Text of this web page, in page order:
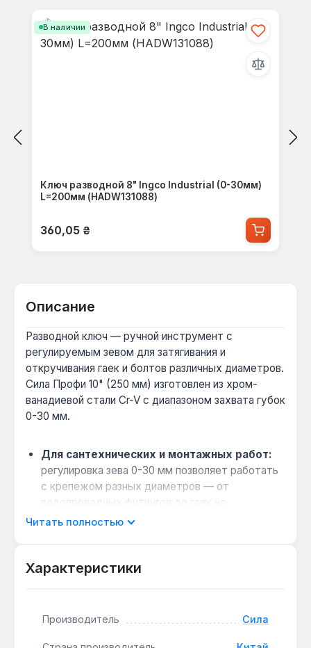
В наличии
Ключ разводной 8" Ingco Industrial (0-30мм)
L=200мм (HADW131088)
Обычная цена:
360,05 ₴
Описание
Разводной ключ — ручной инструмент с
регулируемым зевом для затягивания и
откручивания гаек и болтов различных диаметров.
Сила Профи 10" (250 мм) изготовлен из хром-
ванадиевой стали Cr-V с диапазоном захвата губок
0-30 мм.
Для сантехнических и монтажных работ:
регулировка зева 0-30 мм позволяет работать
с крепежом разных диаметров — от
водопроводных фитингов до гаек на
радиаторах отопления, без необходимости
работы:комбинация пластика и
использовании в мастерской или на объекте.
Читать полностью
Характеристики
Производитель Сила